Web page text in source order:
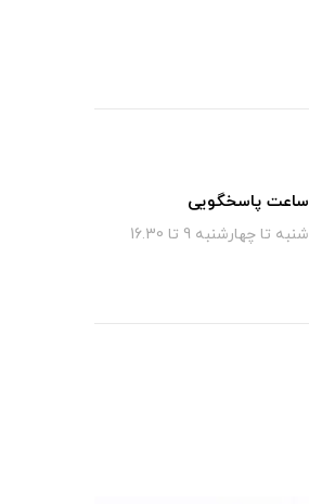
ساعت پاسخگویی
شنبه تا چهارشنبه 9 تا 16.30